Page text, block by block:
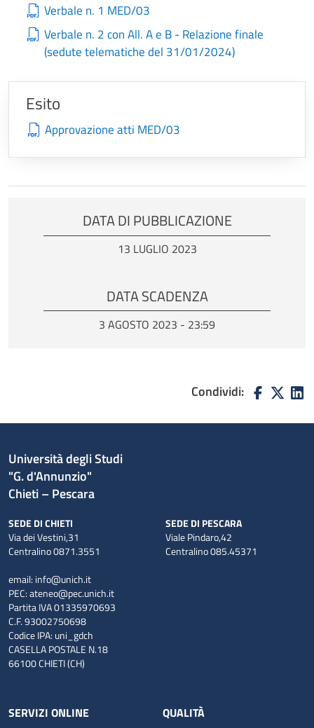
Verbale n. 1 MED/03
Verbale n. 2 con All. A e B - Relazione finale
(sedute telematiche del 31/01/2024)
Esito
Approvazione atti MED/03
DATA DI PUBBLICAZIONE
13 LUGLIO 2023
DATA SCADENZA
3 AGOSTO 2023 - 23:59
Condividi:
Università degli Studi
"G. d'Annunzio"
Chieti – Pescara
SEDE DI CHIETI
Via dei Vestini,31
Centralino 0871.3551
SEDE DI PESCARA
Viale Pindaro,42
Centralino 085.45371
email: info@unich.it
PEC:ateneo@pec.unich.it
Partita IVA 01335970693
C.F. 93002750698
Codice IPA: uni_gdch
CASELLA POSTALE N.18
66100 CHIETI (CH)
SERVIZI ONLINE
QUALITÀ